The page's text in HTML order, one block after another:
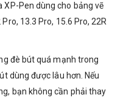
XP-Pen dùng cho bảng vẽ
13.3 Pro, 15.6 Pro, 22R
đè bút quá mạnh trong
dùng được lâu hơn. Nếu
bạn không cần phải thay